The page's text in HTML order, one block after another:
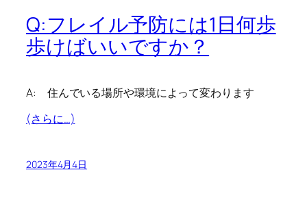
Q:フレイル予防には1日何歩
歩けばいいですか？
A: 住んでいる場所や環境によって変わります
(さらに…)
2023年4月4日